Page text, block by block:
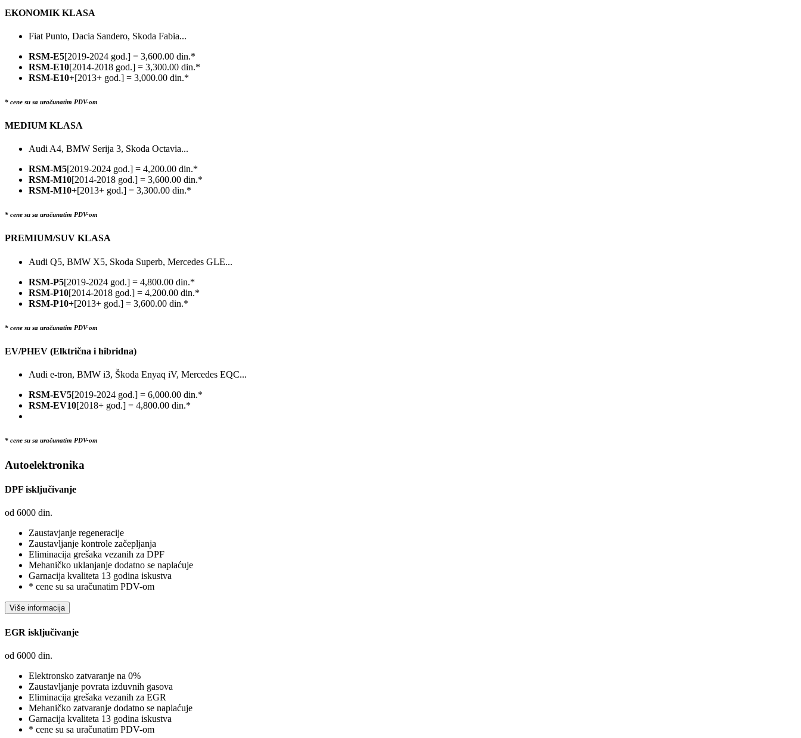
EKONOMIK KLASA
Fiat Punto, Dacia Sandero, Skoda Fabia...
RSM-E5[2019-2024 god.] = 3,600.00 din.*
RSM-E10[2014-2018 god.] = 3,300.00 din.*
RSM-E10+[2013+ god.] = 3,000.00 din.*
* cene su sa uračunatim PDV-om
MEDIUM KLASA
Audi A4, BMW Serija 3, Skoda Octavia...
RSM-M5[2019-2024 god.] = 4,200.00 din.*
RSM-M10[2014-2018 god.] = 3,600.00 din.*
RSM-M10+[2013+ god.] = 3,300.00 din.*
* cene su sa uračunatim PDV-om
PREMIUM/SUV KLASA
Audi Q5, BMW X5, Skoda Superb, Mercedes GLE...
RSM-P5[2019-2024 god.] = 4,800.00 din.*
RSM-P10[2014-2018 god.] = 4,200.00 din.*
RSM-P10+[2013+ god.] = 3,600.00 din.*
* cene su sa uračunatim PDV-om
EV/PHEV (Elktrična i hibridna)
Audi e-tron, BMW i3, Škoda Enyaq iV, Mercedes EQC...
RSM-EV5[2019-2024 god.] = 6,000.00 din.*
RSM-EV10[2018+ god.] = 4,800.00 din.*
* cene su sa uračunatim PDV-om
Autoelektronika
DPF isključivanje
od 6000 din.
Zaustavjanje regeneracije
Zaustavljanje kontrole začepljanja
Eliminacija grešaka vezanih za DPF
Mehaničko uklanjanje dodatno se naplaćuje
Garnacija kvaliteta 13 godina iskustva
* cene su sa uračunatim PDV-om
EGR isključivanje
od 6000 din.
Elektronsko zatvaranje na 0%
Zaustavljanje povrata izduvnih gasova
Eliminacija grešaka vezanih za EGR
Mehaničko zatvaranje dodatno se naplaćuje
Garnacija kvaliteta 13 godina iskustva
* cene su sa uračunatim PDV-om